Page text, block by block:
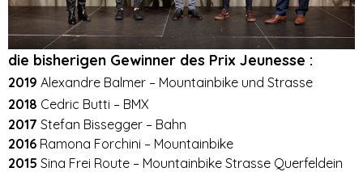
die bisherigen Gewinner des Prix Jeunesse :
2019 Alexandre Balmer – Mountainbike und Strasse
2018 Cedric Butti – BMX
2017 Stefan Bissegger – Bahn
2016 Ramona Forchini – Mountainbike
2015 Sina Frei Route – Mountainbike Strasse Querfeldein